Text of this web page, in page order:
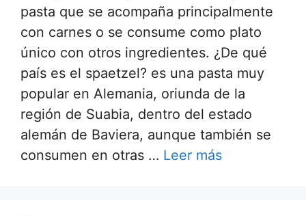
pasta que se acompaña principalmente
con carnes o se consume como plato
único con otros ingredientes. ¿De qué
país es el spaetzel? es una pasta muy
popular en Alemania, oriunda de la
región de Suabia, dentro del estado
alemán de Baviera, aunque también se
consumen en otras … Leer más